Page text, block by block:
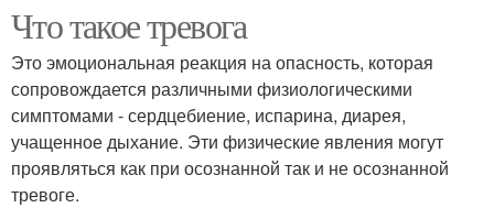
Что такое тревога
Это эмоциональная реакция на опасность, которая
сопровождается различными физиологическими
симптомами - сердцебиение, испарина, диарея,
учащенное дыхание. Эти физические явления могут
проявляться как при осознанной так и не осознанной
тревоге.